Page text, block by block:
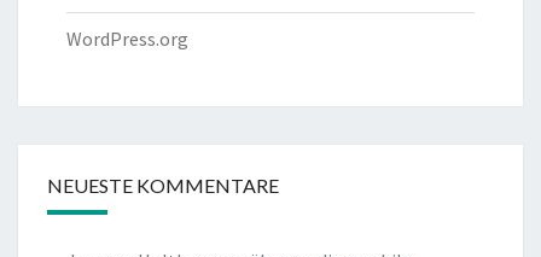
WordPress.org
NEUESTE KOMMENTARE